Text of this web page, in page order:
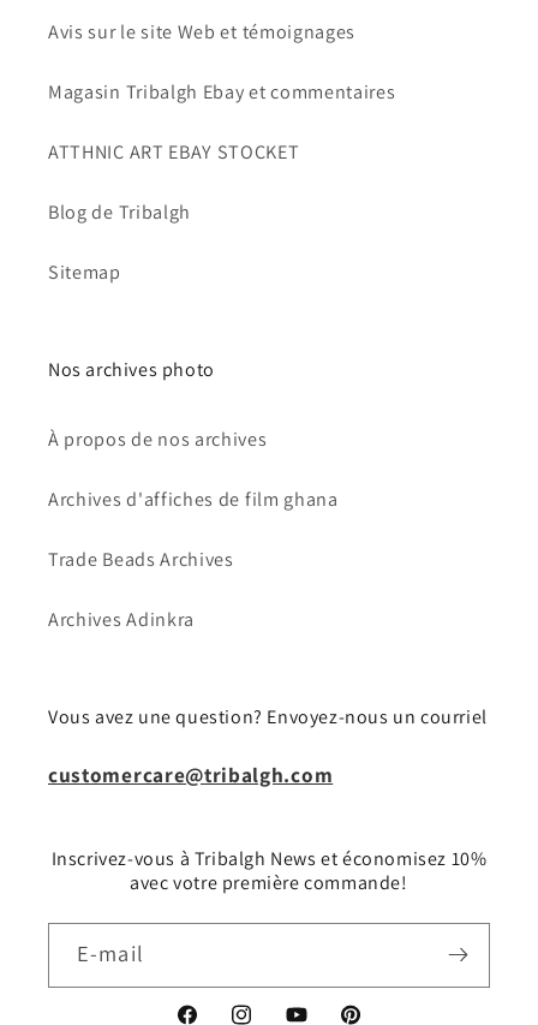
Avis sur le site Web et témoignages
Magasin Tribalgh Ebay et commentaires
ATTHNIC ART EBAY STOCKET
Blog de Tribalgh
Sitemap
Nos archives photo
À propos de nos archives
Archives d'affiches de film ghana
Trade Beads Archives
Archives Adinkra
Vous avez une question? Envoyez-nous un courriel
customercare@tribalgh.com
Inscrivez-vous à Tribalgh News et économisez 10%
avec votre première commande!
E-mail